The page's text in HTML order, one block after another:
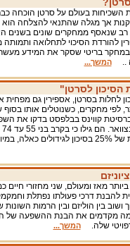
בעולם על סרטן הוכחה
אך מגלה שהתנאי להצלחה הוא
רב שנאסף ממחקרים שונים בשנים
להורדת הסיכוי לתחלואה ותמותה
במחקר בריטי שסקר את המידע
..המשך...
לסרטן"
לחלות בסרטן, אספירין גם מפחית
קווינס בבלפסט בדקו את
קבוע חלה ירידה משמעותית של 25% בסיכון
מאז ומעולם, שני מחזורי חיים
להבנת דרכי פעולתו נפתלת
ושוב בין הוליזם ובין הרמות
מקדמים את הבנת ההשפעה של
שלה.המשך...